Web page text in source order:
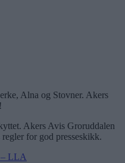
Alna og Stovner. Akers
Akers Avis Groruddalen
for god presseskikk.
– LLA